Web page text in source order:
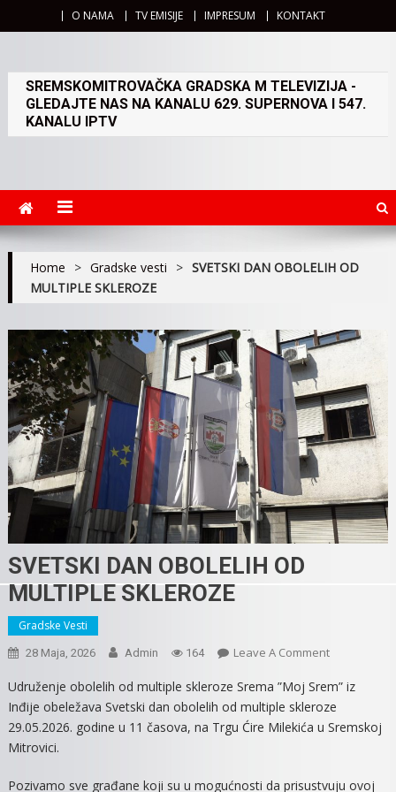
O NAMA TV EMISIJE IMPRESUM KONTAKT
SREMSKOMITROVAČKA GRADSKA M TELEVIZIJA -
GLEDAJTE NAS NA KANALU 629. SUPERNOVA I 547.
KANALU IPTV
Home > Gradske vesti > SVETSKI DAN OBOLELIH OD
MULTIPLE SKLEROZE
SVETSKI DAN OBOLELIH OD
MULTIPLE SKLEROZE
Gradske Vesti
28 Maja, 2026 Admin 164 Leave A CommentOn
DAN
OBOLELIH
OD
Udruženje obolelih od multiple skleroze Srema ”Moj Srem” iz
Inđije obeležava Svetski dan obolelih od multiple skleroze
29.05.2026. godine u 11 časova, na Trgu Ćire Milekića u Sremskoj
Mitrovici.
Pozivamo sve građane koji su u mogućnosti da prisustvuju ovoj